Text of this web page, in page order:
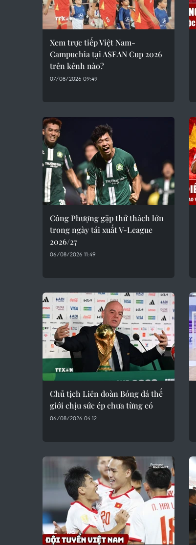
Xem trực tiếp Việt Nam-
Campuchia tại ASEAN Cup 2026
trên kênh nào?
07/08/2026 09:49
Công Phượng gặp thử thách lớn
trong ngày tái xuất V-League
2026/27
06/08/2026 11:49
Chủ tịch Liên đoàn Bóng đá thế
giới chịu sức ép chưa từng có
06/08/2026 04:12